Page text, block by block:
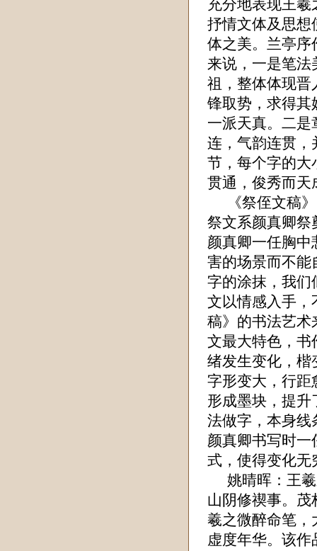
充分地表现王
抒情文体及思想
体之美。兰亭序
来说，一是笔法
祖，整体体现晋
锋取势，求得其
一派天真。二是
连，气韵连贯，
节，每个字的大
贯通，俊秀而天
《祭侄文稿
祭文系颜真卿祭
颜真卿一任胸中
害的场景而不能
字的涂抹，我们
文以情感入手，
稿》的书法艺术
文最大特色，书
绪发生变化，楷
字形变大，行距
形成墨块，提升
法做字，本身线
颜真卿书写时一
式，使得变化无
姚晴晖 ：王
山阴修禊事。茂
羲之微醉命笔，
虚度年华。该